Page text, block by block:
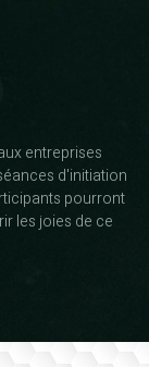
entreprises
d'initiation
pourront
les joies de ce